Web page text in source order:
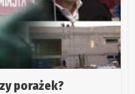
porażek?